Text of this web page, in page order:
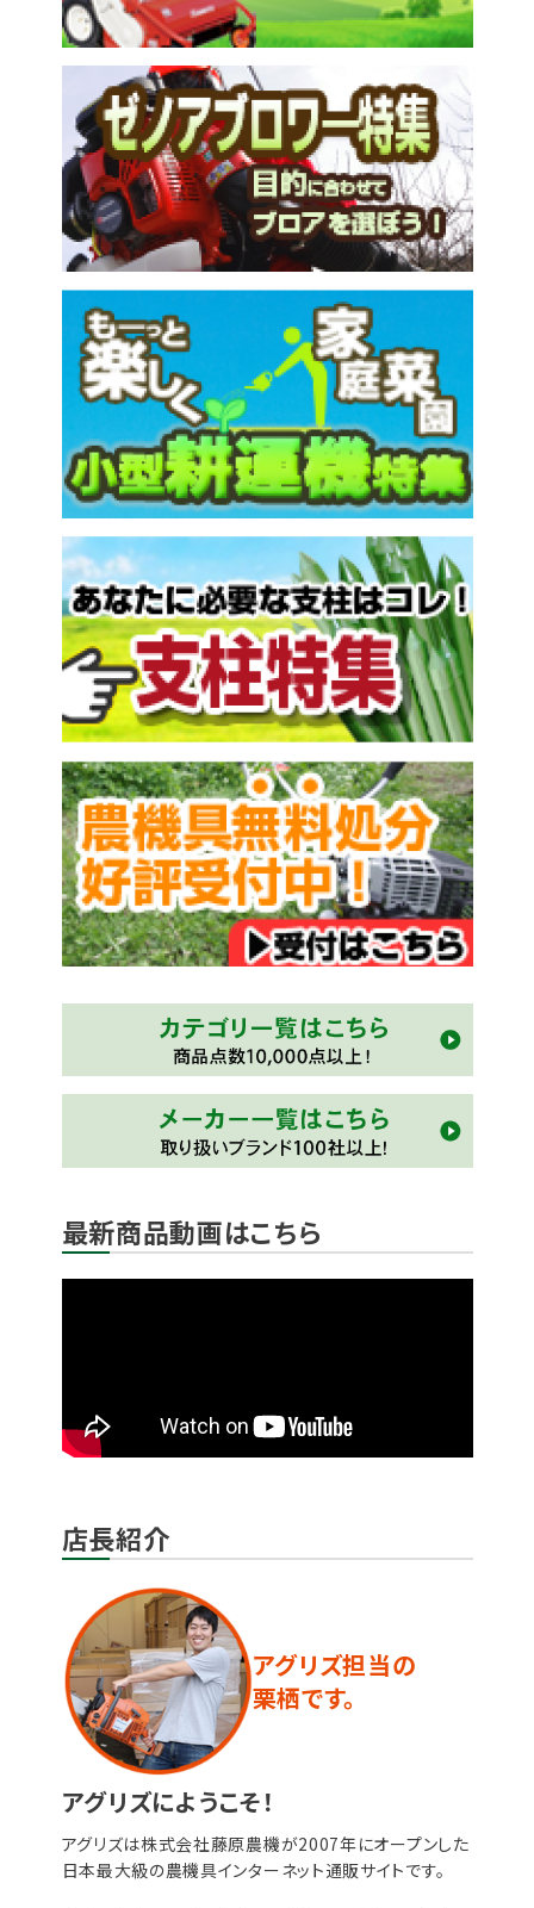
最新商品動画はこちら
店長紹介
アグリズ担当の
栗栖です。
アグリズにようこそ！
アグリズは株式会社藤原農機が2007年にオープンした
日本最大級の農機具インターネット通販サイトです。